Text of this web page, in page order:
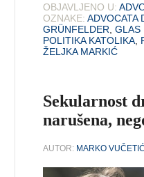
OBJAVLJENO U:
OZNAKE: ADVOCATA
GRÜNFELDER ,GLAS
POLITIKA KATOLIKA
ŽELJKA MARKIĆ
Sekularnost
narušena,
AUTOR: MARKO VUČETIĆ